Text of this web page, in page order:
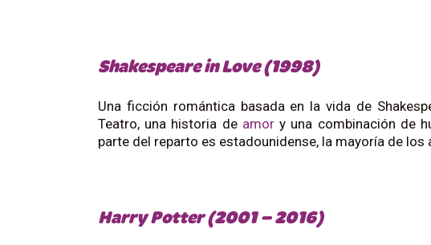
Shakespeare in Love (1998)
Una ficción romántica basada en la vida de
Teatro, una historia de amory una combinación de
parte del reparto es estadounidense, la mayoría de
Harry Potter (2001 – 2016)